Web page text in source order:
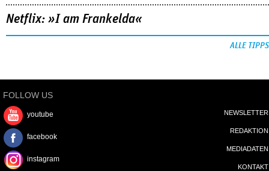
Netflix: »I am Frankelda«
ALLE TIPPS
FOLLOW US
youtube
facebook
instagram
NEWSLETTER
REDAKTION
MEDIADATEN
KONTAKT